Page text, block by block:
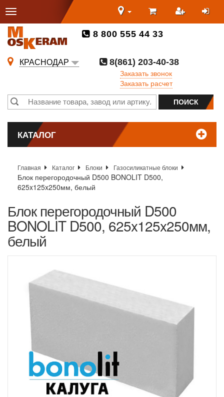
8 800 555 44 33
КРАСНОДАР
8(861) 203-40-38
Заказать звонок
Заказать расчет
КАТАЛОГ
Главная Каталог Блоки Газосиликатные блоки
Блок перегородочный D500 BONOLIT D500,
625x125x250мм, белый
Блок перегородочный D500
BONOLIT D500, 625x125x250мм,
белый